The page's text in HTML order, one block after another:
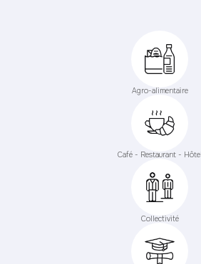
Agro-alimentaire
Café - Restaurant - Hôtel
Collectivité